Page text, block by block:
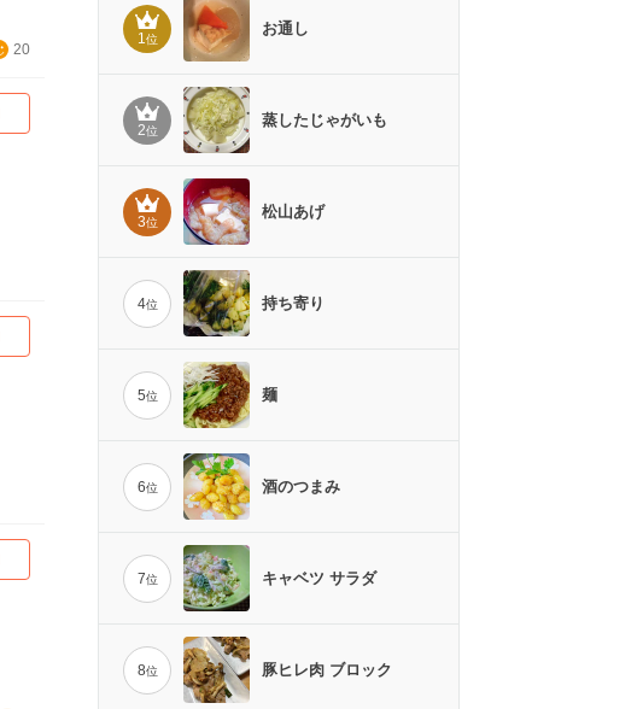
20
1位
お通し
2位
蒸したじゃがいも
3位
松山あげ
4位 持ち寄り
5位 麺
6位 酒のつまみ
7位 キャベツ サラダ
8位 豚ヒレ肉 ブロック